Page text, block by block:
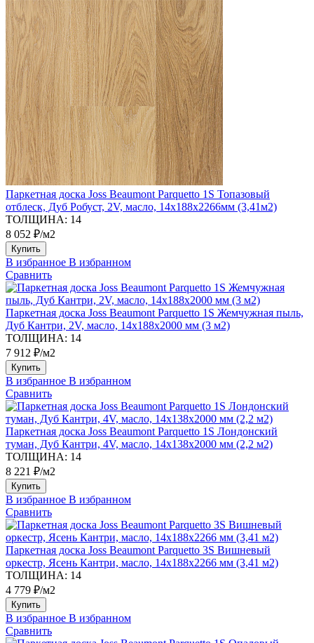
Паркетная доска Joss Beaumont Parquetto 1S Топазовый
отблеск, Дуб Робуст, 2V, масло, 14х188х2266мм (3,41м2)
ТОЛЩИНА: 14
8 052 ₽/м2
Купить
В избранное В избранном
Сравнить
Паркетная доска Joss Beaumont Parquetto 1S Жемчужная пыль,
Дуб Кантри, 2V, масло, 14х188х2000 мм (3 м2)
ТОЛЩИНА: 14
7 912 ₽/м2
Купить
В избранное В избранном
Сравнить
Паркетная доска Joss Beaumont Parquetto 1S Лондонский
туман, Дуб Кантри, 4V, масло, 14х138х2000 мм (2,2 м2)
ТОЛЩИНА: 14
8 221 ₽/м2
Купить
В избранное В избранном
Сравнить
Паркетная доска Joss Beaumont Parquetto 3S Вишневый
оркестр, Ясень Кантри, масло, 14х188х2266 мм (3,41 м2)
ТОЛЩИНА: 14
4 779 ₽/м2
Купить
В избранное В избранном
Сравнить